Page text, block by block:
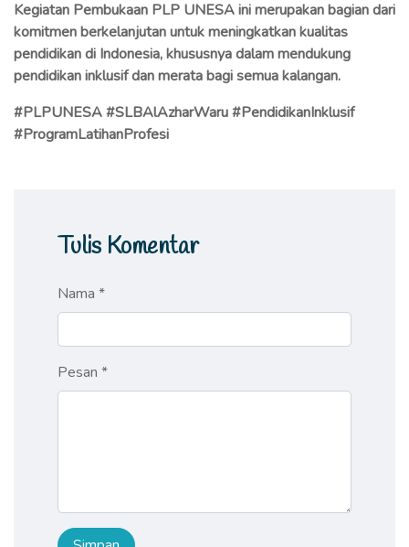
Kegiatan Pembukaan PLP UNESA ini merupakan bagian dari
komitmen berkelanjutan untuk meningkatkan kualitas
pendidikan di Indonesia, khususnya dalam mendukung
pendidikan inklusif dan merata bagi semua kalangan.
#PLPUNESA #SLBAlAzharWaru #PendidikanInklusif
#ProgramLatihanProfesi
Tulis Komentar
Nama *
Pesan *